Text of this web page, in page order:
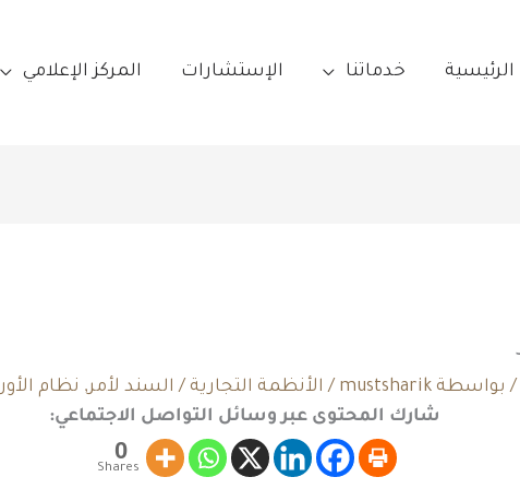
الرئيسية خدماتنا الإستشارات المركز الإعلامي
/ بواسطة mustsharik
/ الأنظمة التجارية / السند لأمر, نظام
شارك المحتوى عبر وسائل التواصل الاجتماعي:
0
Shares